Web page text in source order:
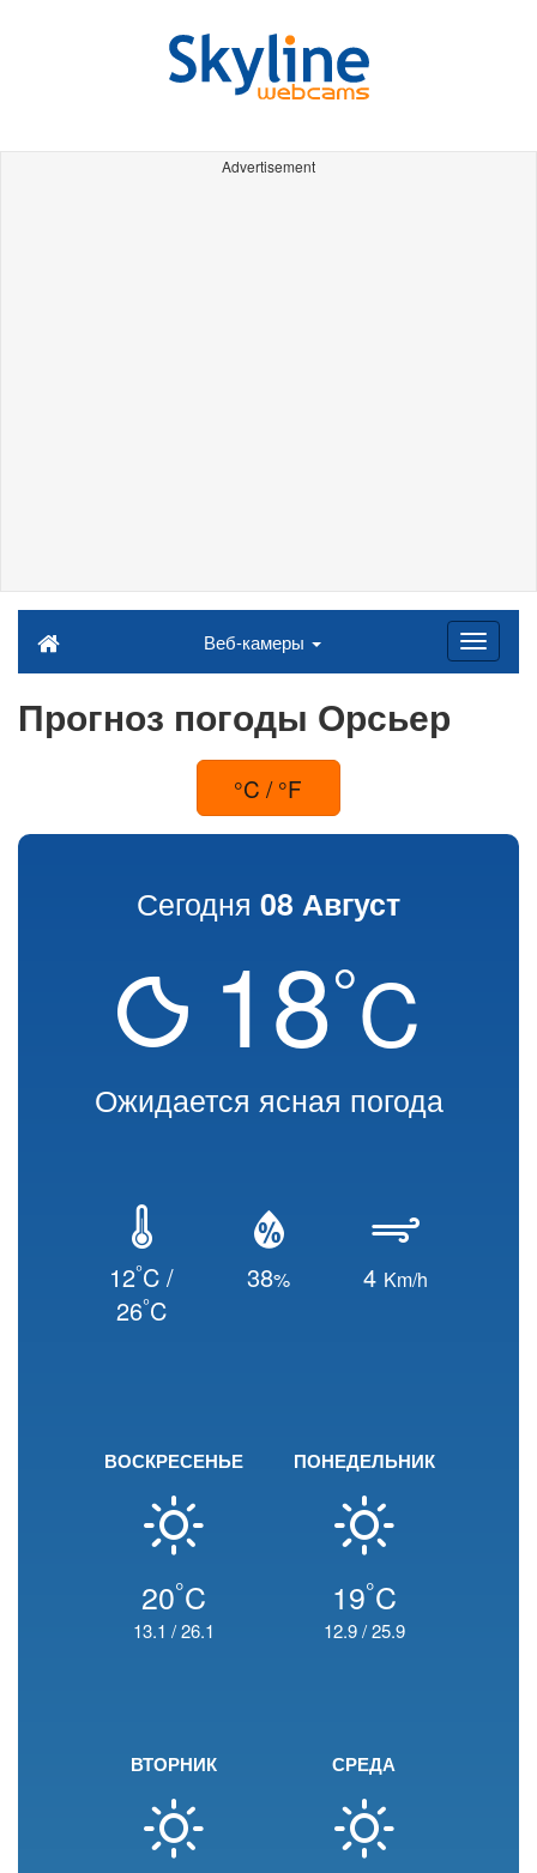
Advertisement
Веб-камеры
Прогноз погоды Орсьер
°C / °F
Сегодня 08 Август
18°C
Ожидается ясная погода
12°C /
26°C
38% 4 Km/h
ВОСКРЕСЕНЬЕ
20°C
13.1 /26.1
ПОНЕДЕЛЬНИК
19°C
12.9/25.9
ВТОРНИК СРЕДА